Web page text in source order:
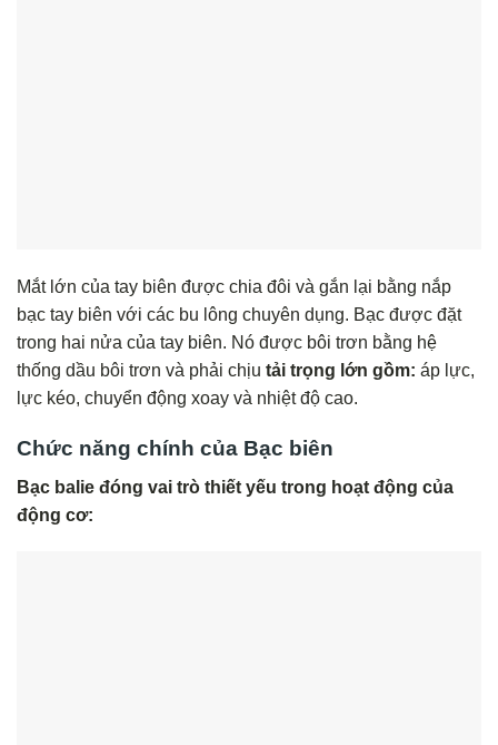
Mắt lớn của tay biên được chia đôi và gắn lại bằng nắp
bạc tay biên với các bu lông chuyên dụng. Bạc được đặt
trong hai nửa của tay biên. Nó được bôi trơn bằng hệ
thống dầu bôi trơn và phải chịu tải trọng lớn gồm: áp lực,
lực kéo, chuyển động xoay và nhiệt độ cao.
Chức năng chính của Bạc biên
Bạc balie đóng vai trò thiết yếu trong hoạt động của
động cơ: